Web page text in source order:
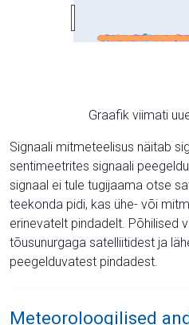
Graafik viimati
Signaali mitmeteelisus näitab
sentimeetrites signaali
signaal ei tule tugijaama otse
teekonda pidi, kas ühe- või
erinevatelt pindadelt. Põhilised
tõusunurgaga satelliitidest ja
peegelduvatest pindadest.
Meteoroloogilised